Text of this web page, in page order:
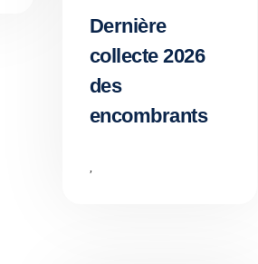
Dernière
collecte 2026
des
encombrants
,